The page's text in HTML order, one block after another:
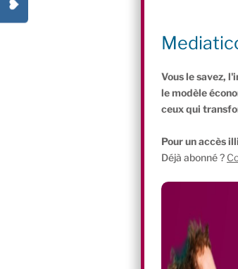
Olivier Girinon.
Vous le savez,
le modèle
ceux qui
Pour un accès
Déjà abonné ?